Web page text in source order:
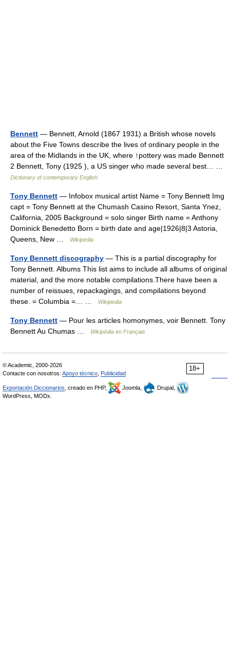
Bennett — Bennett, Arnold (1867 1931) a British whose novels
about the Five Towns describe the lives of ordinary people in the
area of the Midlands in the UK, where ↑pottery was made Bennett
2 Bennett, Tony (1925 ), a US singer who made several best… …
Dictionary of contemporary English
Tony Bennett — Infobox musical artist Name = Tony Bennett Img
capt = Tony Bennett at the Chumash Casino Resort, Santa Ynez,
California, 2005 Background = solo singer Birth name = Anthony
Dominick Benedetto Born = birth date and age|1926|8|3 Astoria,
Queens, New …
Wikipedia
Tony Bennett discography — This is a partial discography for
Tony Bennett. Albums This list aims to include all albums of original
material, and the more notable compilations.There have been a
number of reissues, repackagings, and compilations beyond
these. = Columbia =… …
Wikipedia
Tony Bennett — Pour les articles homonymes, voir Bennett. Tony
Bennett Au Chumas …
Wikipédia en Français
18+
© Academic, 2000-2026
Contacte con nosotros: Apoyo técnico Publicidad
Exportación Diccionarios , creado en PHP, Joomla,
Drupal,
WordPress, MODx.